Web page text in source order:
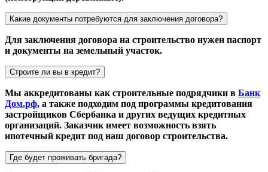
Какие документы потребуются для заключения договора?
Для заключения договора на строительство нужен паспорт
и документы на земельный участок.
Строите ли вы в кредит?
Мы аккредитованы как строительные подрядчики в Банк
Дом.рф, а также подходим под программы кредитования
застройщиков Сбербанка и других ведущих кредитных
организаций. Заказчик имеет возможность взять
ипотечный кредит под наш договор строительства.
Где будет проживать бригада?